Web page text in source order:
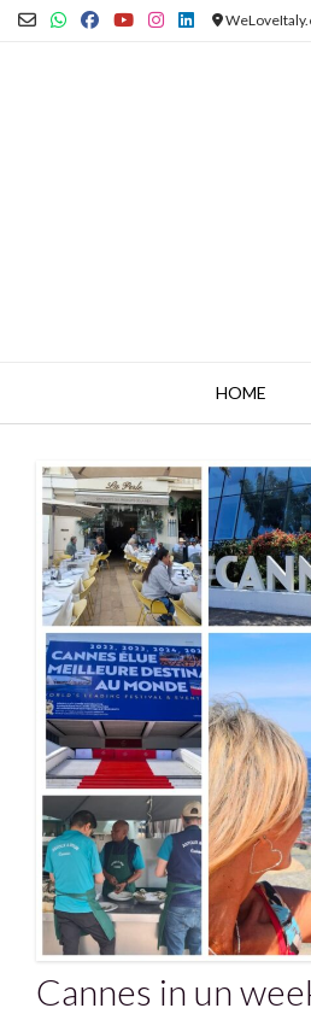
Skip
HOME
Cannes in un